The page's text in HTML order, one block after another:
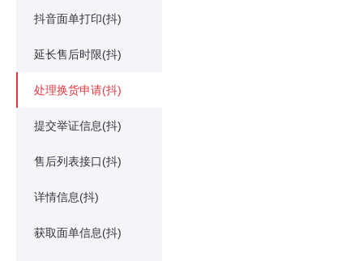
抖音面单打印(抖)
延长售后时限(抖)
处理换货申请(抖)
提交举证信息(抖)
售后列表接口(抖)
详情信息(抖)
获取面单信息(抖)